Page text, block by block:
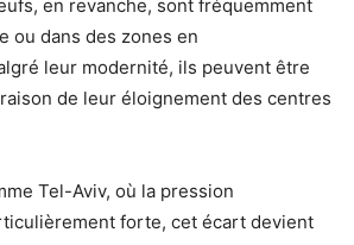
en revanche, sont fréquemment
ou dans des zones en
leur modernité, ils peuvent être
de leur éloignement des centres
Tel-Aviv, où la pression
forte, cet écart devient